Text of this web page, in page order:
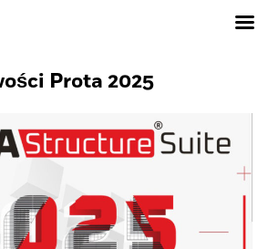
Prota 2025